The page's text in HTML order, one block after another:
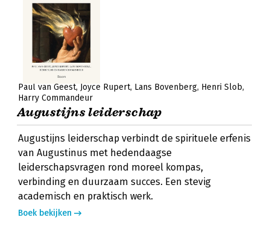
Paul van Geest Joyce Rupert Lans Bovenberg Henri Slob
Harry Commandeur
Augustijns leiderschap
Augustijns leiderschap verbindt de spirituele erfenis
van Augustinus met hedendaagse
leiderschapsvragen rond moreel kompas,
verbinding en duurzaam succes. Een stevig
academisch en praktisch werk.
Boek bekijken